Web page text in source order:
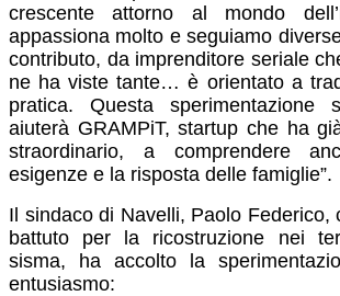
crescente attorno al mondo
appassiona molto e seguiamo
contributo, da imprenditore seriale
ne ha viste tante… è orientato a
pratica. Questa sperimentazione
aiuterà GRAMPiT, startup che ha
straordinario, a comprendere
esigenze e la risposta delle famiglie”.
Il sindaco di Navelli, Paolo Federico,
battuto per la ricostruzione nei
sisma, ha accolto la
entusiasmo: